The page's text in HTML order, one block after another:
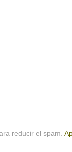
reducir el spam.